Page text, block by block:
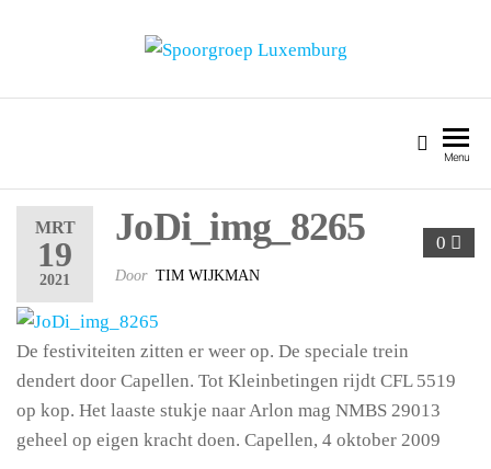
Menu
MRT
19
2021
0
JoDi_img_8265
Door TIM WIJKMAN
De festiviteiten zitten er weer op. De speciale trein
dendert door Capellen. Tot Kleinbetingen rijdt CFL 5519
op kop. Het laaste stukje naar Arlon mag NMBS 29013
geheel op eigen kracht doen. Capellen, 4 oktober 2009